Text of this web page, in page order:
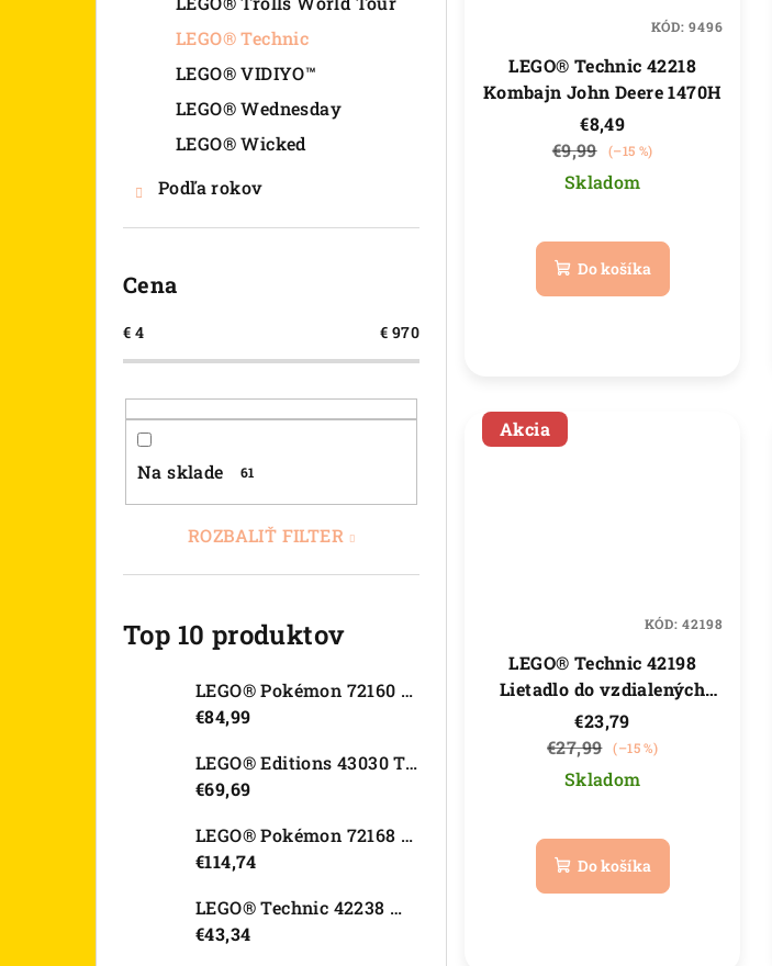
LEGO® Technic
LEGO® VIDIYO™
LEGO® Wednesday
LEGO® Wicked
Podľa rokov
Cena
€ 4 € 970
Na sklade 61
ROZBALIŤ FILTER
Top 10 produktov
LEGO® Pokémon 72160 Arcanine
€84,99
LEGO® Editions 43030 Tajná skrýša Olivie Rodrigo
€69,69
LEGO® Pokémon 72168 Rayquaza
€114,74
LEGO® Technic 42238 Motorka Ducati Desmo450 MX Factory
€43,34
LEGO® Technic 42218
Kombajn John Deere 1470H
€8,49
€9,99
(–15 %)
Skladom
hodnotenie
produktu
je
Do košíka
KÓD:9496
Akcia
LEGO® Technic 42198
Lietadlo do vzdialených
oblastí
€23,79
€27,99
(–15 %)
Skladom
hodnotenie
produktu
je
Do košíka
KÓD:42198